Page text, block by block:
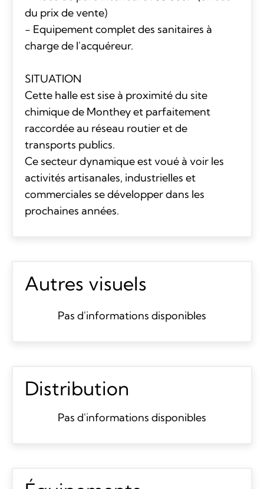
du prix de vente)
- Equipement complet des sanitaires à
charge de l'acquéreur.
SITUATION
Cette halle est sise à proximité du site
chimique de Monthey et parfaitement
raccordée au réseau routier et de
transports publics.
Ce secteur dynamique est voué à voir les
activités artisanales, industrielles et
commerciales se développer dans les
prochaines années.
Autres visuels
Pas d'informations disponibles
Distribution
Pas d'informations disponibles